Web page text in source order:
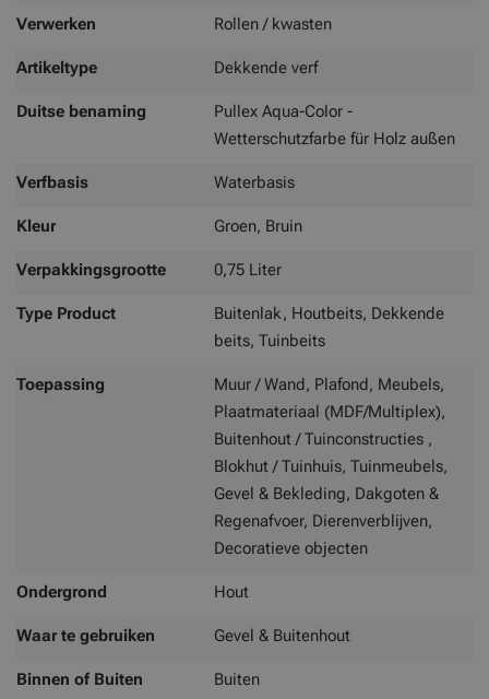
Verwerken Rollen / kwasten
Artikeltype Dekkende verf
Duitse benaming
Pullex Aqua-Color -
Wetterschutzfarbe für Holz außen
Verfbasis Waterbasis
Kleur Groen, Bruin
Verpakkingsgrootte 0,75 Liter
Type Product
Buitenlak, Houtbeits, Dekkende
beits, Tuinbeits
Toepassing
Muur / Wand, Plafond, Meubels,
Plaatmateriaal (MDF/Multiplex),
Buitenhout / Tuinconstructies ,
Blokhut / Tuinhuis, Tuinmeubels,
Gevel & Bekleding, Dakgoten &
Regenafvoer, Dierenverblijven,
Decoratieve objecten
Ondergrond Hout
Waar te gebruiken Gevel & Buitenhout
Binnen of Buiten Buiten